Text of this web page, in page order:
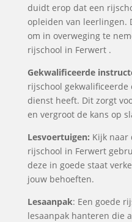
duidt erop dat een
opleiden van leerlingen.
om in overweging te
rijschool in Ferwert .
Gekwalificeerde
rijschool
dienst heeft. Dit zorgt
en vergroot de kans op
Lesvoertuigen: Kijk naar
rijschool in Ferwert
deze in goede staat
jouw behoeften.
Lesaanpak: Een goede
lesaanpak hanteren die